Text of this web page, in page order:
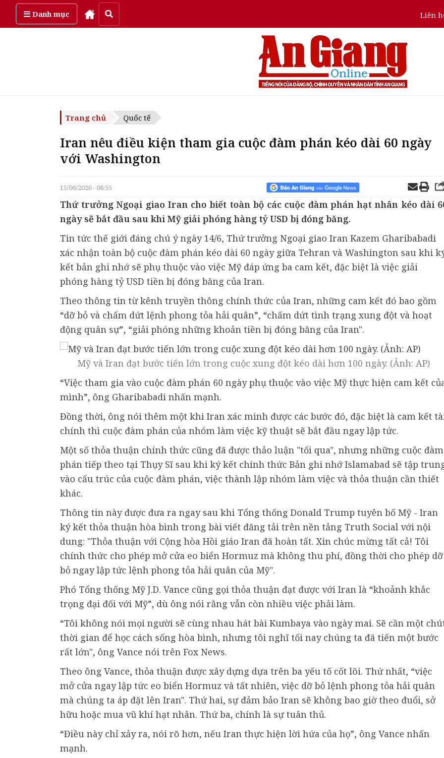
Danh mục Liên
Thứ sáu, ngày 7/08/2026
Trang chủ Quốc tế
Iran nêu điều kiện tham gia cuộc đàm phán kéo dài 60 ngày
với Washington
15/06/2026 - 08:55
Thứ trưởng Ngoại giao Iran cho biết toàn bộ các cuộc đàm phán hạt nhân kéo dài
ngày sẽ bắt đầu sau khi Mỹ giải phóng hàng tỷ USD bị đóng băng.
Tin tức thế giới đáng chú ý ngày 14/6, Thứ trưởng Ngoại giao Iran Kazem Gharibabadi
xác nhận toàn bộ cuộc đàm phán kéo dài 60 ngày giữa Tehran và Washington sau khi
kết bản ghi nhớ sẽ phụ thuộc vào việc Mỹ đáp ứng ba cam kết, đặc biệt là việc giải
phóng hàng tỷ USD tiền bị đóng băng của Iran.
Theo thông tin từ kênh truyền thông chính thức của Iran, những cam kết đó bao gồm
“dỡ bỏ và chấm dứt lệnh phong tỏa hải quân”, “chấm dứt tình trạng xung đột và hoạt
động quân sự”, “giải phóng những khoản tiền bị đóng băng của Iran".
Mỹ và Iran đạt bước tiến lớn trong cuộc xung đột kéo dài hơn 100 ngày. (Ảnh: AP)
“Việc tham gia vào cuộc đàm phán 60 ngày phụ thuộc vào việc Mỹ thực hiện cam kết
mình”, ông Gharibabadi nhấn mạnh.
Đồng thời, ông nói thêm một khi Iran xác minh được các bước đó, đặc biệt là cam kết
chính thì cuộc đàm phán của nhóm làm việc kỹ thuật sẽ bắt đầu ngay lập tức.
Một số thỏa thuận chính thức cũng đã được thảo luận "tối qua", nhưng những cuộc đàm
phán tiếp theo tại Thụy Sĩ sau khi ký kết chính thức Bản ghi nhớ Islamabad sẽ tập
vào cấu trúc của cuộc đàm phán, việc thành lập nhóm làm việc và thỏa thuận cần thiết
khác.
Thông tin này được đưa ra ngay sau khi Tổng thống Donald Trump tuyên bố Mỹ - Iran
ký kết thỏa thuận hòa bình trong bài viết đăng tải trên nền tảng Truth Social với nội
dung: "Thỏa thuận với Cộng hòa Hồi giáo Iran đã hoàn tất. Xin chúc mừng tất cả! Tôi
chính thức cho phép mở cửa eo biển Hormuz mà không thu phí, đồng thời cho phép dỡ
bỏ ngay lập tức lệnh phong tỏa hải quân của Mỹ".
Phó Tổng thống Mỹ J.D. Vance cũng gọi thỏa thuận đạt được với Iran là “khoảnh khắc
trọng đại đối với Mỹ”, dù ông nói rằng vẫn còn nhiều việc phải làm.
“Tôi không nói mọi người sẽ cùng nhau hát bài Kumbaya vào ngày mai. Sẽ cần một
thời gian để học cách sống hòa bình, nhưng tôi nghĩ tối nay chúng ta đã tiến một bước
rất lớn", ông Vance nói trên Fox News.
Theo ông Vance, thỏa thuận được xây dựng dựa trên ba yếu tố cốt lõi. Thứ nhất, “việc
mở cửa ngay lập tức eo biển Hormuz và tất nhiên, việc dỡ bỏ lệnh phong tỏa hải quân
mà chúng ta áp đặt lên Iran". Thứ hai, sự đảm bảo Iran sẽ không bao giờ theo đuổi, sở
hữu hoặc mua vũ khí hạt nhân. Thứ ba, chính là sự tuân thủ.
“Điều này chỉ xảy ra, nói rõ hơn, nếu Iran thực hiện lời hứa của họ”, ông Vance nhấn
mạnh.